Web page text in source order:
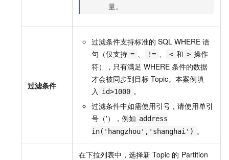
量。
过滤条件
过滤条件支持标准的 SQL WHERE 语
句（仅支持 = != < 和 > 操作
符），只有满足 WHERE 条件的数据
才会被同步到目标 Topic。本案例填
入
id>1000 。
过滤条件中如需使用引号，请使用单引
号（'），例如 address
in('hangzhou','shanghai')
。
在下拉列表中，选择新 Topic 的 Partition